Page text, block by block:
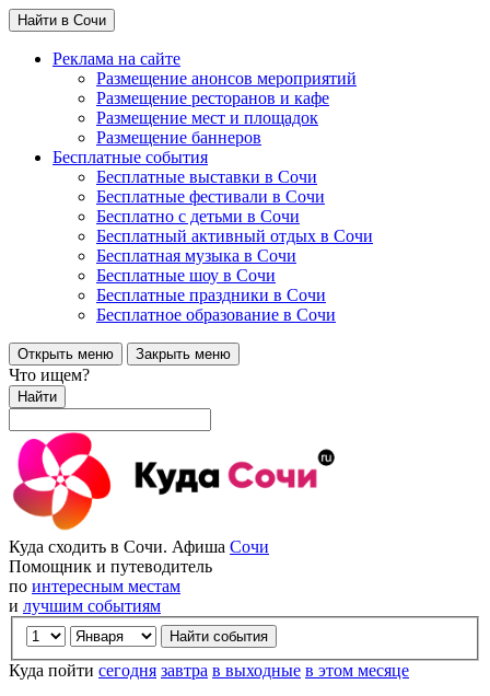
Найти в Сочи
Реклама на сайте
Размещение анонсов мероприятий
Размещение ресторанов и кафе
Размещение мест и площадок
Размещение баннеров
Бесплатные события
Бесплатные выставки в Сочи
Бесплатные фестивали в Сочи
Бесплатно с детьми в Сочи
Бесплатный активный отдых в Сочи
Бесплатная музыка в Сочи
Бесплатные шоу в Сочи
Бесплатные праздники в Сочи
Бесплатное образование в Сочи
Открыть меню Закрыть меню
Что ищем?
Найти
Куда сходить в Сочи. Афиша Сочи
Помощник и путеводитель
по интересным местам
и лучшим событиям
Куда пойти сегодня завтра в выходные в этом месяце